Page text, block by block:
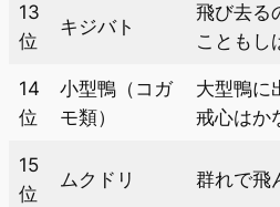
13
位
キジバト
飛び去る
こともし
14
位
小型鴨（コガ
モ類）
大型鴨に
戒心はか
15
位
ムクドリ 群れで飛